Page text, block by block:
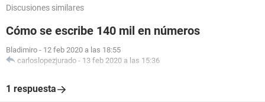
Discusiones similares
Cómo se escribe 140 mil en números
Bladimiro - 12 feb 2020 a las 18:55
carloslopezjurado - 13 feb 2020 a las 15:36
1 respuesta